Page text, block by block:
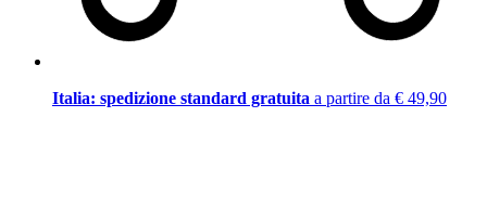
Italia: spedizione standard gratuita a partire da € 49,90